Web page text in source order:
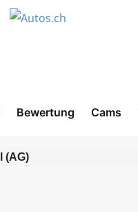
Bewertung Cams
(AG)